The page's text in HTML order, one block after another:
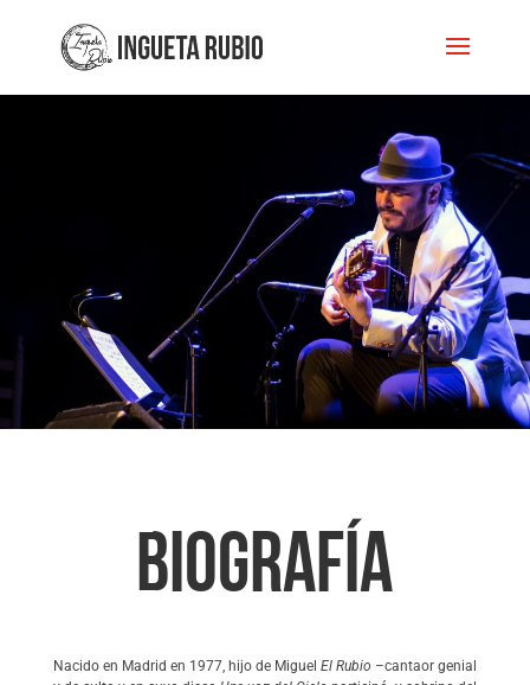
BIOGRAFÍA
Nacido en Madrid en 1977, hijo de MiguelEl Rubio –cantaor genial